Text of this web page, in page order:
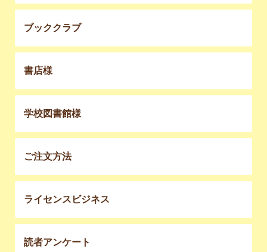
ブッククラブ
書店様
学校図書館様
ご注文方法
ライセンスビジネス
読者アンケート